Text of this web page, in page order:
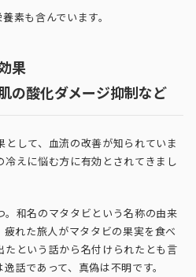
素も含んでいます。
果
の酸化ダメージ抑制など
として、血流の改善が知られていま
冷えに悩む方に有効とされてきまし
。和名のマタタビという名称の由来
疲れた旅人がマタタビの果実を食べ
たという話から名付けられたとも言
話であって、真偽は不明です。